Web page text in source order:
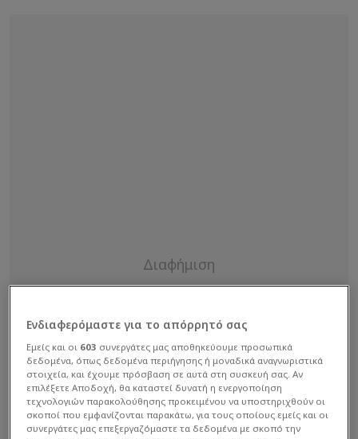
Ενδιαφερόμαστε για το απόρρητό σας
Εμείς και οι 603 συνεργάτες μας αποθηκεύουμε προσωπικά
δεδομένα, όπως δεδομένα περιήγησης ή μοναδικά αναγνωριστικά
στοιχεία, και έχουμε πρόσβαση σε αυτά στη συσκευή σας. Αν
επιλέξετε Αποδοχή, θα καταστεί δυνατή η ενεργοποίηση
τεχνολογιών παρακολούθησης προκειμένου να υποστηριχθούν οι
σκοποί που εμφανίζονται παρακάτω, για τους οποίους εμείς και οι
συνεργάτες μας επεξεργαζόμαστε τα δεδομένα με σκοπό την